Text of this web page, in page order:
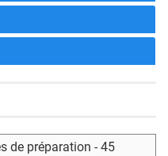
de préparation - 45